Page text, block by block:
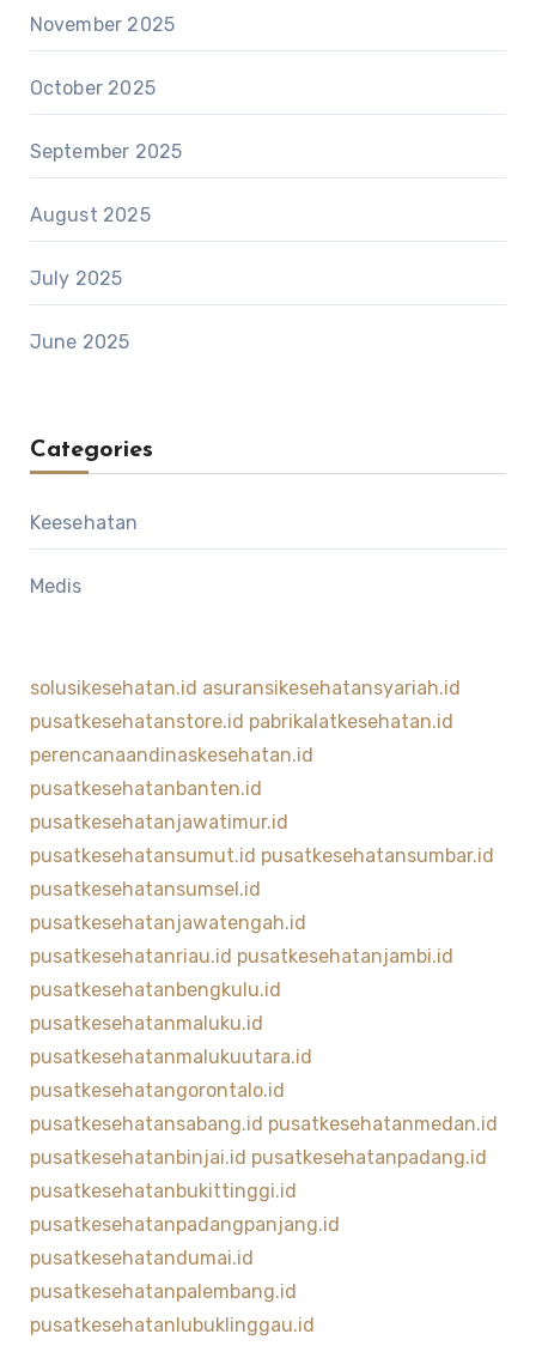
November 2025
October 2025
September 2025
August 2025
July 2025
June 2025
Categories
Keesehatan
Medis
solusikesehatan.id asuransikesehatansyariah.id
pusatkesehatanstore.id pabrikalatkesehatan.id
perencanaandinaskesehatan.id
pusatkesehatanbanten.id
pusatkesehatanjawatimur.id
pusatkesehatansumut.id pusatkesehatansumbar.id
pusatkesehatansumsel.id
pusatkesehatanjawatengah.id
pusatkesehatanriau.id pusatkesehatanjambi.id
pusatkesehatanbengkulu.id
pusatkesehatanmaluku.id
pusatkesehatanmalukuutara.id
pusatkesehatangorontalo.id
pusatkesehatansabang.id pusatkesehatanmedan.id
pusatkesehatanbinjai.id pusatkesehatanpadang.id
pusatkesehatanbukittinggi.id
pusatkesehatanpadangpanjang.id
pusatkesehatandumai.id
pusatkesehatanpalembang.id
pusatkesehatanlubuklinggau.id